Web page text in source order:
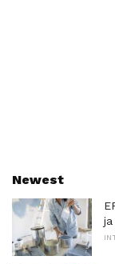
Newest
ja